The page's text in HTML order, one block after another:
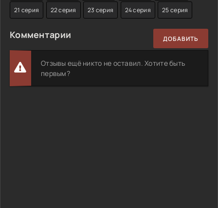
21 серия 22 серия 23 серия 24 серия 25 серия
Комментарии ДОБАВИТЬ
Отзывы ещё никто не оставил. Хотите быть
первым?